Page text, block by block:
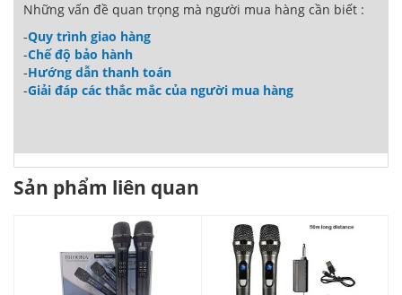
Những vấn đề quan trọng mà người mua hàng cần biết :
-Quy trình giao hàng
-Chế độ bảo hành
-Hướng dẫn thanh toán
-Giải đáp các thắc mắc của người mua hàng
Sản phẩm liên quan